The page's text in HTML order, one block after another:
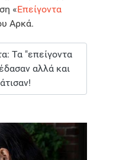
«Επείγοντα
Αρκά.
Τα "επείγοντα
αλλά και